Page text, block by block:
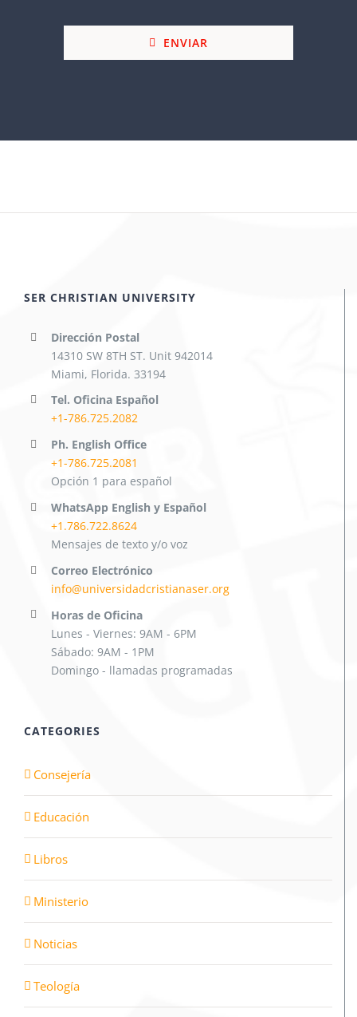
ENVIAR
SER CHRISTIAN UNIVERSITY
Dirección Postal
14310 SW 8TH ST. Unit 942014
Miami, Florida. 33194
Tel. Oficina Español
+1-786.725.2082
Ph. English Office
+1-786.725.2081
Opción 1 para español
WhatsApp English y Español
+1.786.722.8624
Mensajes de texto y/o voz
Correo Electrónico
info@universidadcristianaser.org
Horas de Oficina
Lunes - Viernes: 9AM - 6PM
Sábado: 9AM - 1PM
Domingo - llamadas programadas
CATEGORIES
Consejería
Educación
Libros
Ministerio
Noticias
Teología